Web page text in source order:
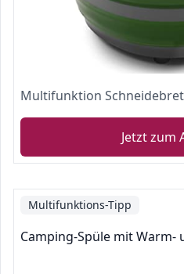
Jetzt zum
Multifunktions-Tipp
Camping-Spüle mit Warm-